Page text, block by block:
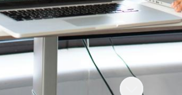
Scroll to content